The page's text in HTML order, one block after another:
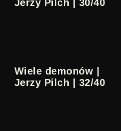
Jerzy Pilch | 30/40
Wiele demonów |
Jerzy Pilch | 32/40